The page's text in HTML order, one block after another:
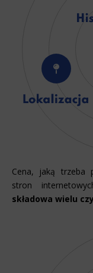
Cena, jaką trzeba
stron
składowa wielu